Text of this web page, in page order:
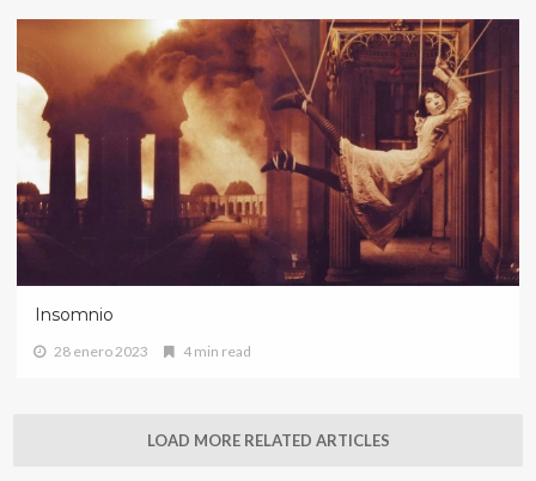
Insomnio
28 enero 2023 4 min read
LOAD MORE RELATED ARTICLES